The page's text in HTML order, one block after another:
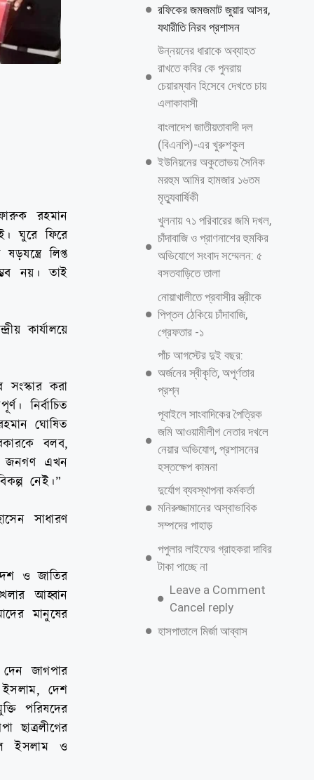
রহমান
ঘুরে ফিরে
লিপ্ত
নয়। তাই
কার্যালয়ে
করা
নির্বাচিত
ঘোষিত
বলব,
জনগণ এখন
নেই।”
সাধারণ
ও জাতির
আহ্বান
মানুষের
জাগপার
ইসলাম, দেশ
পরিষদের
ছাত্রলীগের
ইসলাম ও
রফিকের জমজমাট জুয়ার আসর,
যথারীতি নিরব প্রশাসন
উন্নয়নের ধারাকে অব্যাহত
রাখতে কবির কে পুনরায়
চেয়ারম্যান হিসেবে দেখতে চায়
এলাকাবাসী
বাংলাদেশ জাতীয়তাবাদী দল
(বিএনপি)-এর খুরুশকুল
ইউনিয়নের অকুতোভয় সৈনিক
মরহুম আমির হামজার ১৬তম
মৃত্যুবার্ষিকী
খুলনায় ৭১ পরিবারের জমি দখল,
চাঁদাবাজি ও প্রাণনাশের হুমকির
অভিযোগে সংবাদ সম্মেলন: ৫
বসতবাড়িতে তালা
নোয়াখালীতে প্রবাসীর স্ত্রীকে
পিপ্তল ঠেকিয়ে চাঁদাবাজি,
গ্রেফতার -১
পাঁচ আগস্টের দুই বছর:
অর্জনের স্বীকৃতি, অপূর্ণতার
প্রশ্ন
পূবাইলে সাংবাদিকের পৈত্রিক
জমি আওয়ামীলীগ নেতার দখলে
নেয়ার অভিযোগ, প্রশাসনের
হস্তক্ষেপ কামনা
দুর্যোগ ব্যবস্থাপনা কর্মকর্তা
মনিরুজ্জামানের অস্বাভাবিক
সম্পদের পাহাড়
পপুলার লাইফের গ্রাহকরা দাবির
টাকা পাচ্ছে না
Leave a Comment
Cancel reply
হাসপাতালে মির্জা আব্বাস